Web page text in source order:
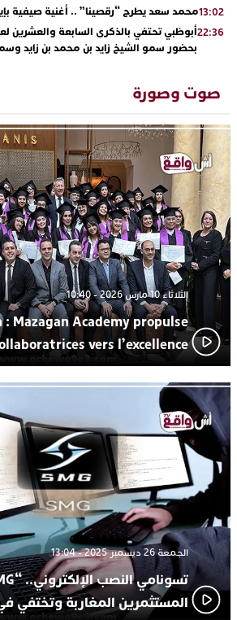
13:02محمد سعد يطرح “رقصينا” .. أغنية صيفية
22:36أبوظبي تحتفي بالذكرى السابعة والعشرين
بحضور سمو الشيخ زايد بن محمد بن زايد
“كوفرة فالغيس”
19:11يقظة أمنية تنهي كابوس الفتاة القاصر:
17:27 اتحاد المقاولات الإعلامية يقود قاطرة
الإعلامي سعيد بلفقير في دورة استثنائية
23:18ترسيخا لثقافة ترشيد الموارد المائية.. اختتام
من “القرية الذكية للماء” بمركز الاصطياف
صوت وصورة
الثلاثاء 10 مارس 2026 - 10:40
Mazagan Academy propulse
vers l’excellence
الجمعة 26 ديسمبر 2025 - 13:04
المستثمرين المغاربة وتختفي